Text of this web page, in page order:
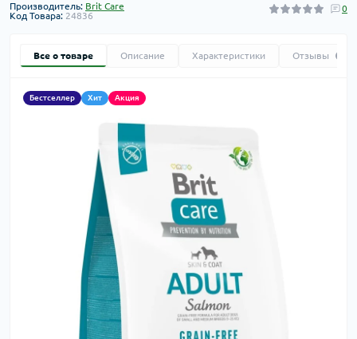
Производитель: Brit Care
Код Товара: 24836
0
Все о товаре Описание Характеристики Отзывы
Бестселлер Хит Акция